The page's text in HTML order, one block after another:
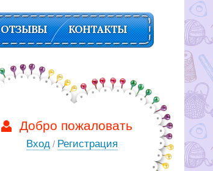
ОТЗЫВЫ КОНТАКТЫ
Добро пожаловать
Вход / Регистрация